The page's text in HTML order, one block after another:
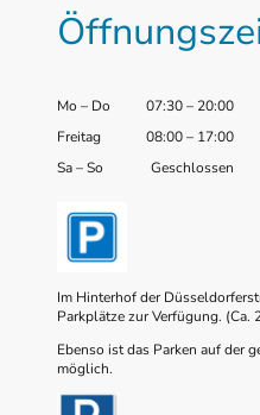
Mo – Do 07:30– 20:00
Freitag
08:00– 17:00
Sa–So Geschlossen
Im Hinterhof der
Parkplätze zur Verfügung. (Ca.
Ebenso ist das Parken auf der
möglich.